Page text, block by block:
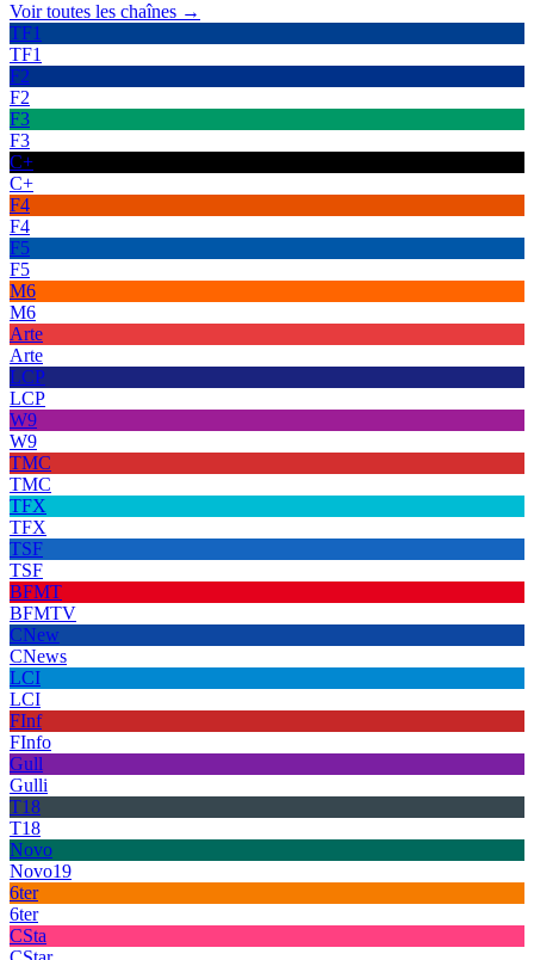
Voir toutes les chaînes →
TF1
TF1
F2
F2
F3
F3
C+
C+
F4
F4
F5
F5
M6
M6
Arte
Arte
LCP
LCP
W9
W9
TMC
TMC
TFX
TFX
TSF
TSF
BFMT
BFMTV
CNew
CNews
LCI
LCI
FInf
FInfo
Gull
Gulli
T18
T18
Novo
Novo19
6ter
6ter
CSta